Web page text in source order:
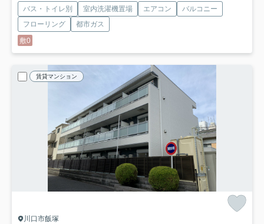
バス・トイレ別 室内洗濯機置場 エアコン
バルコニー
フローリング
都市ガス
敷0
賃貸マンション
川口市飯塚